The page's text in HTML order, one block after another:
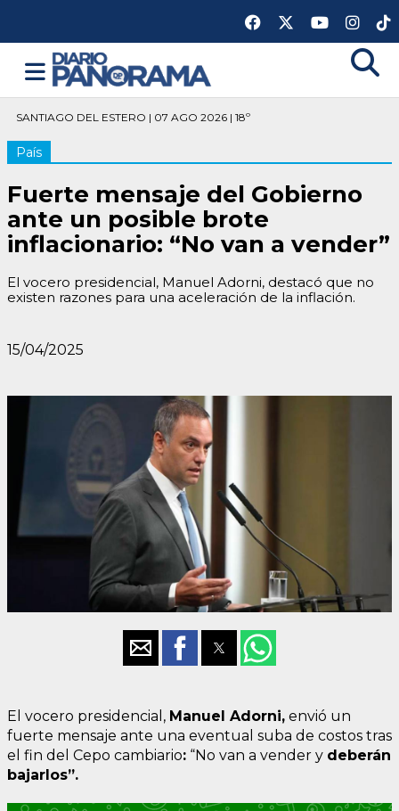
SANTIAGO DEL ESTERO | 07 AGO 2026 | 18º
País
Fuerte mensaje del Gobierno
ante un posible brote
inflacionario: “No van a vender”
El vocero presidencial, Manuel Adorni, destacó que no
existen razones para una aceleración de la inflación.
15/04/2025
El vocero presidencial, Manuel Adorni, envió un
fuerte mensaje ante una eventual suba de costos tras
el fin del Cepo cambiario: “No van a vender y deberán
bajarlos”.